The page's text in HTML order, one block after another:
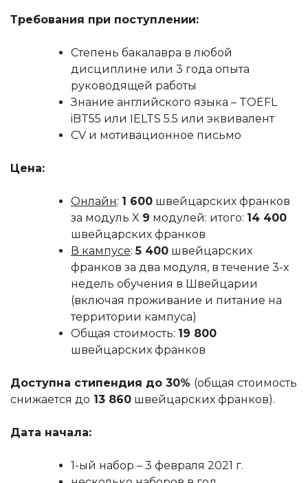
Требования при поступлении:
Степень бакалавра в любой
дисциплине или 3 года опыта
руководящей работы
Знание английского языка – TOEFL
iBT55 или IELTS 5.5 или эквивалент
CV и мотивационное письмо
Цена:
Онлайн: 1 600 швейцарских франков
за модуль X 9 модулей: итого: 14 400
швейцарских франков
В кампусе:5 400 швейцарских
франков за два модуля, в течение 3-х
недель обучения в Швейцарии
(включая проживание и питание на
территории кампуса)
Общая стоимость: 19 800
швейцарских франков
Доступна стипендия до 30% (общая стоимость
снижается до 13 860 швейцарских франков).
Дата начала:
1-ый набор – 3 февраля 2021 г.